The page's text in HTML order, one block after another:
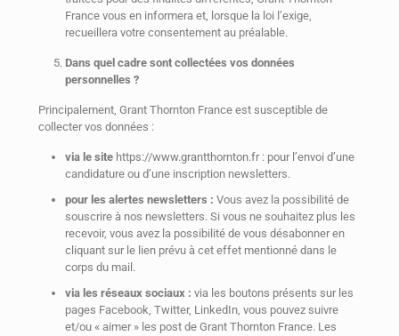
France vous en informera et, lorsque la loi l’exige,
recueillera votre consentement au préalable.
Dans quel cadre sont collectées vos données
personnelles ?
Principalement, Grant Thornton France est susceptible de
collecter vos données :
via le site https://www.grantthornton.fr : pour l’envoi d’une
candidature ou d’une inscription newsletters.
pour les alertes newsletters : Vous avez la possibilité de
souscrire à nos newsletters. Si vous ne souhaitez plus les
recevoir, vous avez la possibilité de vous désabonner en
cliquant sur le lien prévu à cet effet mentionné dans le
corps du mail.
via les réseaux sociaux : via les boutons présents sur les
pages Facebook, Twitter, LinkedIn, vous pouvez suivre
et/ou « aimer » les post de Grant Thornton France. Les